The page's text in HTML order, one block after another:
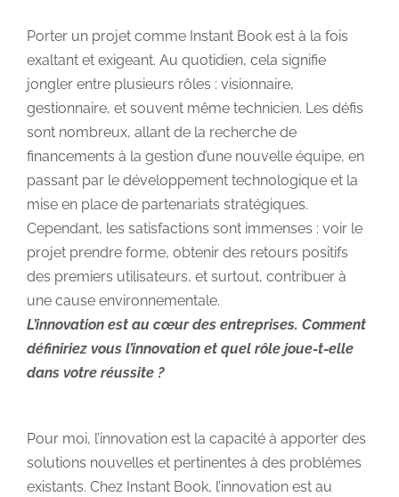
Porter un projet comme Instant Book est à la fois
exaltant et exigeant. Au quotidien, cela signifie
jongler entre plusieurs rôles : visionnaire,
gestionnaire, et souvent même technicien. Les défis
sont nombreux, allant de la recherche de
financements à la gestion d’une nouvelle équipe, en
passant par le développement technologique et la
mise en place de partenariats stratégiques.
Cependant, les satisfactions sont immenses : voir le
projet prendre forme, obtenir des retours positifs
des premiers utilisateurs, et surtout, contribuer à
une cause environnementale.
L’innovation est au cœur des entreprises. Comment
définiriez vous l’innovation et quel rôle joue-t-elle
dans votre réussite ?
Pour moi, l’innovation est la capacité à apporter des
solutions nouvelles et pertinentes à des problèmes
existants. Chez Instant Book, l’innovation est au